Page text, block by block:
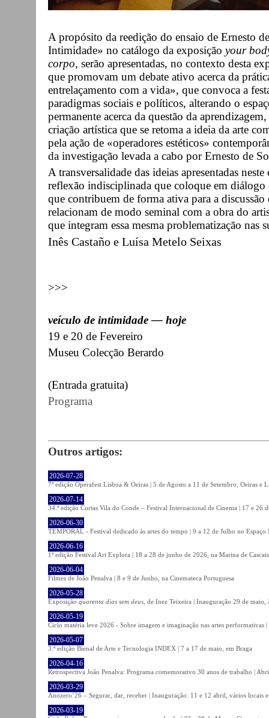
A propósito da reedição do ensaio de Ernesto
Intimidade» no catálogo da exposição your
corpo, serão apresentadas, no contexto desta
que promovam um debate ativo acerca da
entrelaçamento com a vida», que convoca a
paradigmas sociais e políticos, alterando o
permanente acerca da questão da
criação artística que se retoma a ideia da arte
pela ação de «operadores estéticos»
da investigação levada a cabo por Ernesto de
A transversalidade das ideias apresentadas
reflexão indisciplinada que coloque em diálogo
que contribuem de forma ativa para a
relacionam de modo seminal com a obra do
que integram essa mesma problematização nas
Inês Castaño e Luísa Metelo Seixas
>>>
veículo de intimidade — hoje
19 e 20 de Fevereiro
Museu Colecção Berardo
(Entrada gratuita)
Programa
Outros artigos:
2026-07-28
7ª edição Operafest Lisboa & Oeiras | 5 de Agosto a 11 de Setembro, Oeiras e
2026-07-14
34.ª edição Curtas Vila do Conde – Festival Internacional de Cinema | 17 e 26
2026-06-30
TEMPORAL - Festival dedicado às artes do tempo | 9 a 12 de Julho no
2026-06-16
1ª edição Festival Art Explora | 18 a 28 de junho de 2026, na Marina de Cascais
2026-06-04
Filmes de João Penalva | 8 e 9 de Junho, na Cinemateca Portuguesa
2026-05-28
Exposição quarenta dias sem deus , de Inez Teixeira | Inauguração 29 de
2026-05-19
Ciclo matéria leve 2026 - Sobre imagem e imaginação nas artes
2026-05-07
3.ª edição Bienal de Arte e Tecnologia INDEX | 7 a 17 de maio, em Braga
2026-04-16
Retrospectiva João Penalva: Programa comemorativo 30 anos de trabalho |
2026-03-29
Anozero’26 – Segurar, dar, receber | Inauguração: 11 e 12 abril, vários locais
2026-03-19